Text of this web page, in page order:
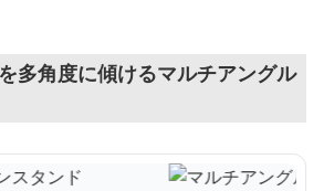
多角度に傾けるマルチアングル